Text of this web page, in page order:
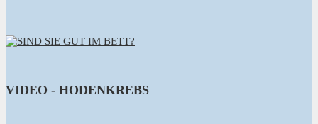
VIDEO - HODENKREBS